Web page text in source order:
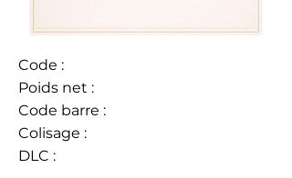
Code :
Poids net :
Code barre :
Colisage :
DLC :